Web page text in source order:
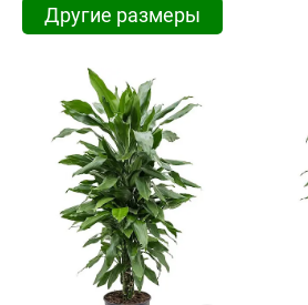
Другие размеры